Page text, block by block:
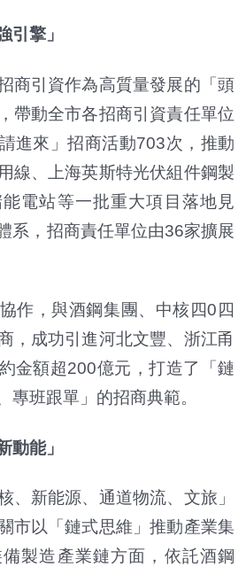
引擎」
商引資作為高質量發展的「頭
帶動全市各招商引資責任單位
進來」招商活動703次，推動
線、上海英斯特光伏組件鋼製
電站等一批重大項目落地見
系，招商責任單位由36家擴展
作，與酒鋼集團、中核四0四
，成功引進河北文豐、浙江甬
金額超200億元，打造了「鏈
專班跟單」的招商典範。
動能」
新能源、通道物流、文旅」
市以「鏈式思維」推動產業集
製造產業鏈方面，依託酒鋼